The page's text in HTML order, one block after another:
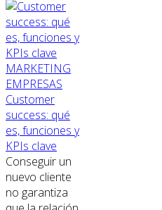
MARKETING
EMPRESAS
Customer
success: qué
es, funciones y
KPIs clave
Conseguir un
nuevo cliente
no garantiza